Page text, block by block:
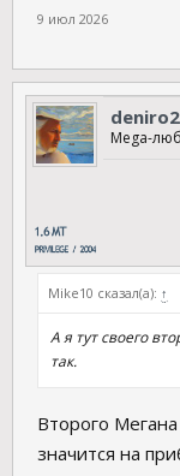
если вдруг
сдадите ее в
9 июл 2026
Mega-
Mike10 сказал(а): ↑
А я тут своего
так.
Второго Мегана
значится на